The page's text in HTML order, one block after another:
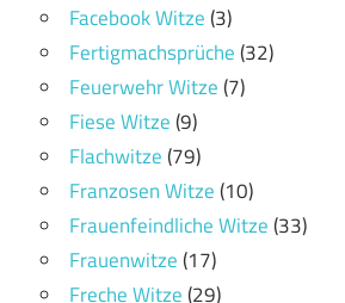
Facebook Witze(3)
Fertigmachsprüche(32)
Feuerwehr Witze(7)
Fiese Witze(9)
Flachwitze(79)
Franzosen Witze(10)
Frauenfeindliche Witze(33)
Frauenwitze(17)
Freche Witze(29)